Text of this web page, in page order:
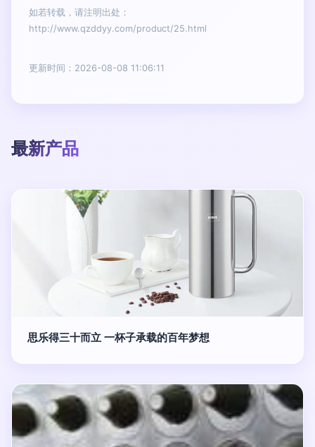
如若转载，请注明出处：
http://www.qzddyy.com/product/25.html
更新时间：2026-08-08 11:06:11
最新产品
思乐得三十而立 一杯子承载的百年梦想